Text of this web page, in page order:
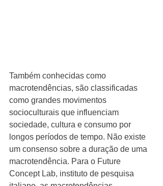
Também conhecidas como
macrotendências, são classificadas
como grandes movimentos
socioculturais que influenciam
sociedade, cultura e consumo por
longos períodos de tempo. Não existe
um consenso sobre a duração de uma
macrotendência. Para o Future
Concept Lab, instituto de pesquisa